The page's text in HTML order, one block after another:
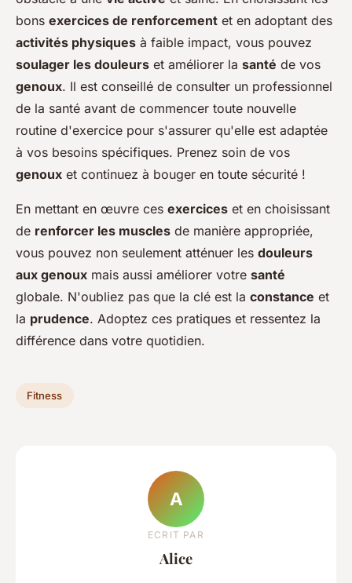
bons exercices de renforcement et en adoptant des
activités physiques à faible impact, vous pouvez
soulager les douleurs et améliorer la santé de vos
genoux. Il est conseillé de consulter un professionnel
de la santé avant de commencer toute nouvelle
routine d'exercice pour s'assurer qu'elle est adaptée
à vos besoins spécifiques. Prenez soin de vos
genoux et continuez à bouger en toute sécurité !
En mettant en œuvre ces exercices et en choisissant
de renforcer les muscles de manière appropriée,
vous pouvez non seulement atténuer les douleurs
aux genoux mais aussi améliorer votre santé
globale. N'oubliez pas que la clé est la constance et
la prudence. Adoptez ces pratiques et ressentez la
différence dans votre quotidien.
Fitness
A
ECRIT PAR
Alice